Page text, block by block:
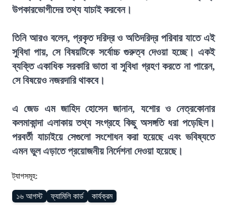
উপকারভোগীদের তথ্য যাচাই করবেন।
তিনি আরও বলেন, প্রকৃত দরিদ্র ও অতিদরিদ্র পরিবার যাতে এই
সুবিধা পায়, সে বিষয়টিকে সর্বোচ্চ গুরুত্ব দেওয়া হচ্ছে। একই
ব্যক্তি একাধিক সরকারি ভাতা বা সুবিধা গ্রহণ করতে না পারেন,
সে বিষয়েও নজরদারি থাকবে।
এ জেড এম জাহিদ হোসেন জানান, যশোর ও নেত্রকোনার
কলমাকান্দা এলাকায় তথ্য সংগ্রহে কিছু অসঙ্গতি ধরা পড়েছিল।
পরবর্তী যাচাইয়ে সেগুলো সংশোধন করা হয়েছে এবং ভবিষ্যতে
এমন ভুল এড়াতে প্রয়োজনীয় নির্দেশনা দেওয়া হয়েছে।
ট্যাগসমূহ:
১৬ আগস্ট ফ্যামিলি কার্ড কার্যক্রম